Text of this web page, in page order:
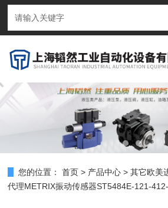
您的位置： 首页 > 产品中心 >其它欧美
代理METRIX振动传感器ST5484E-121-